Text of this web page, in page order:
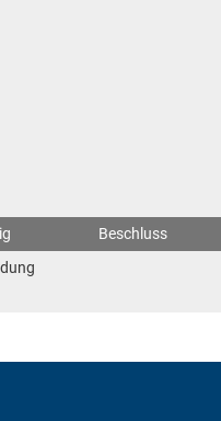
Beschluss